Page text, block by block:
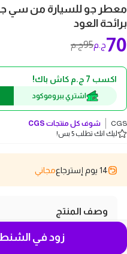
معطر جو للسيارة من سي
برائحة العود
95ج.م 70ج.م
اكسب 7 ج.م كاش باك!
اشتري ببروموكود
CGS شوف كل منتجات CGS
ليك انك تطلب 5 بس!
14 يوم إسترجاع مجاني
وصف المنتج
استمتع بأجواء منعشة في
من سي جي اس، المصمم
زود في